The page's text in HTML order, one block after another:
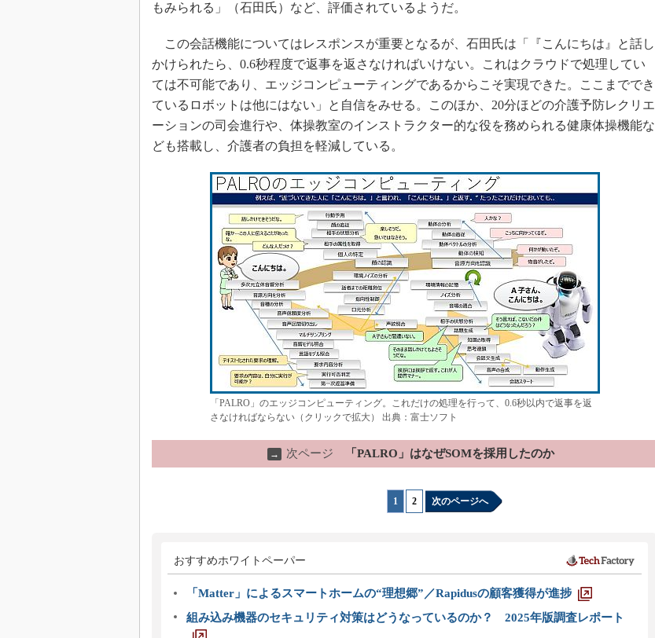
もみられる」（石田氏）など、評価されているようだ。
この会話機能についてはレスポンスが重要となるが、石田氏は「『こんにちは』と話し
かけられたら、0.6秒程度で返事を返さなければいけない。これはクラウドで処理してい
ては不可能であり、エッジコンピューティングであるからこそ実現できた。ここまででき
ているロボットは他にはない」と自信をみせる。このほか、20分ほどの介護予防レクリエ
ーションの司会進行や、体操教室のインストラクター的な役を務められる健康体操機能な
ども搭載し、介護者の負担を軽減している。
「PALRO」のエッジコンピューティング。これだけの処理を行って、0.6秒以内で返事を返
さなければならない（クリックで拡大） 出典：富士ソフト
→ 次ページ 「PALRO」はなぜSOMを採用したのか
1 2 次のページへ
おすすめホワイトペーパー
「Matter」によるスマートホームの“理想郷”／Rapidusの顧客獲得が進捗
組み込み機器のセキュリティ対策はどうなっているのか？ 2025年版調査レポート